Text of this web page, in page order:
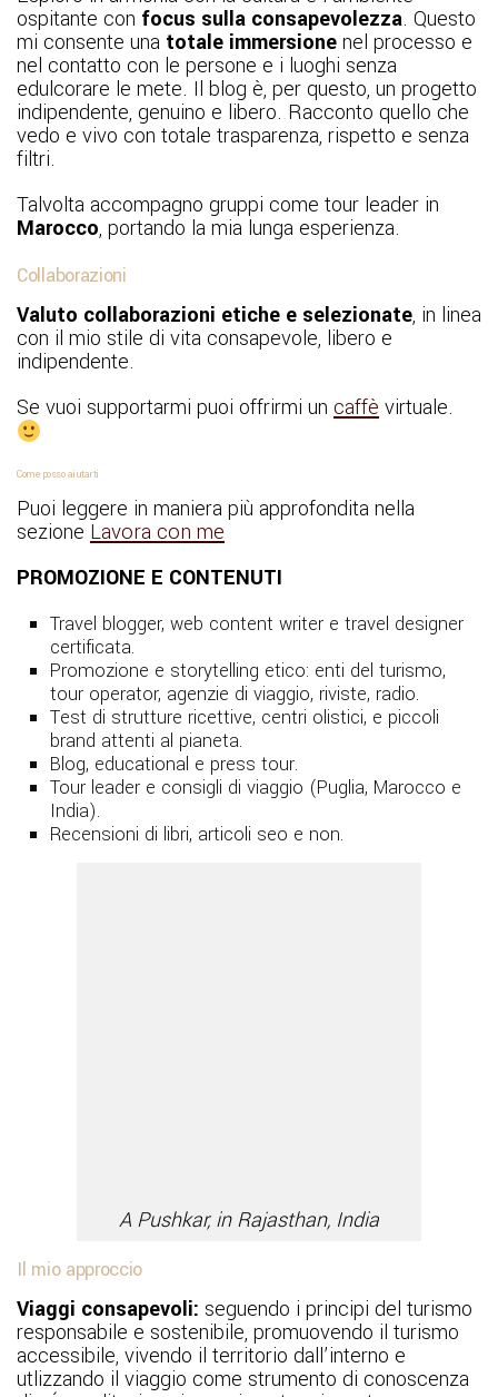
ospitante con focus sulla consapevolezza. Questo
mi consente una totale immersionenel processo e
nel contatto con le persone e i luoghi senza
edulcorare le mete. Il blog è, per questo, un progetto
indipendente, genuino e libero. Racconto quello che
vedo e vivo con totale trasparenza, rispetto e senza
filtri.
Talvolta accompagno gruppi come tour leader in
Marocco, portando la mia lunga esperienza.
Collaborazioni
Valuto collaborazioni etiche e selezionate, in linea
con il mio stile di vita consapevole, libero e
indipendente.
Se vuoi supportarmi puoi offrirmi un caffè virtuale.
Come posso aiutarti
Puoi leggere in maniera più approfondita nella
sezione Lavora con me
PROMOZIONE E CONTENUTI
Travel blogger, web content writer e travel designer
certificata.
Promozione e storytelling etico: enti del turismo,
tour operator, agenzie di viaggio, riviste, radio.
Test di strutture ricettive, centri olistici, e piccoli
brand attenti al pianeta.
Blog, educational e press tour.
Tour leader e consigli di viaggio (Puglia, Marocco e
India).
Recensioni di libri, articoli seo e non.
A Pushkar, in Rajasthan, India
Il mio approccio
Viaggi consapevoli: seguendo i principi del turismo
responsabile e sostenibile, promuovendo il turismo
accessibile, vivendo il territorio dall’interno e
utlizzando il viaggio come strumento di conoscenza